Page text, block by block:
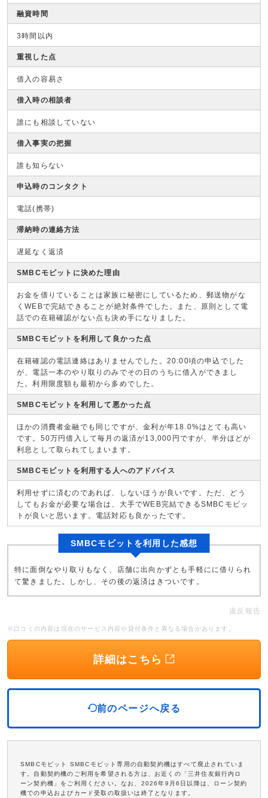
融資時間
3時間以内
重視した点
借入の容易さ
借入時の相談者
誰にも相談していない
借入事実の把握
誰も知らない
申込時のコンタクト
電話(携帯)
滞納時の連絡方法
遅延なく返済
SMBCモビットに決めた理由
お金を借りていることは家族に秘密にしているため、郵送物がな
くWEBで完結できることが絶対条件でした。また、原則として電
話での在籍確認がない点も決め手になりました。
SMBCモビットを利用して良かった点
在籍確認の電話連絡はありませんでした。20:00頃の申込でした
が、電話一本のやり取りのみでその日のうちに借入ができまし
た。利用限度額も最初から多めでした。
SMBCモビットを利用して悪かった点
ほかの消費者金融でも同じですが、金利が年18.0%はとても高い
です。50万円借入して毎月の返済が13,000円ですが、半分ほどが
利息として取られてしまいます。
SMBCモビットを利用する人へのアドバイス
利用せずに済むのであれば、しないほうが良いです。ただ、どう
してもお金が必要な場合は、大手でWEB完結できるSMBCモビッ
トが良いと思います。電話対応も良かったです。
SMBCモビットを利用した感想
特に面倒なやり取りもなく、店舗に出向かずとも手軽にに借りられ
て驚きました。しかし、その後の返済はきついです。
違反報告
※口コミの内容は現在のサービス内容や貸付条件と異なる場合があります。
詳細はこちら
前のページへ戻る
SMBCモビット SMBCモビット専用の自動契約機はすべて廃止されていま
す。自動契約機のご利用を希望される方は、お近くの「三井住友銀行内ロ
ーン契約機」をご利用ください。なお、2026年9月6日以降は、ローン契約
機での申込およびカード受取の取扱いは終了となります。